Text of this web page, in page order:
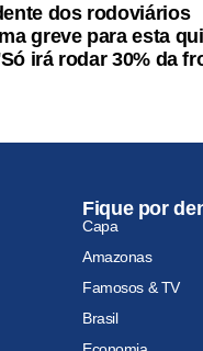
dos rodoviários
greve para esta
irá rodar 30% da
Fique por
Capa
Amazonas
Famosos & TV
Brasil